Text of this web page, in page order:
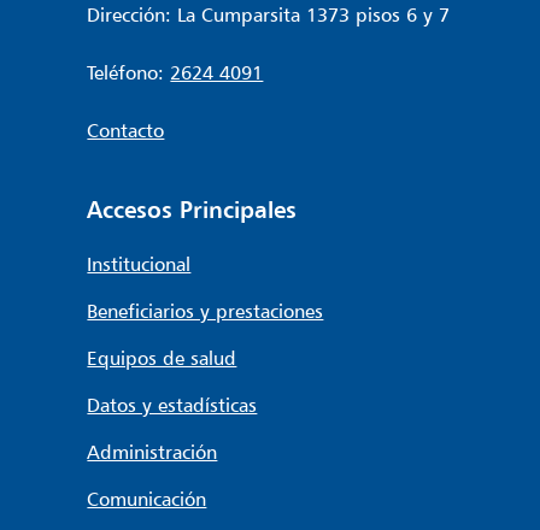
Dirección: La Cumparsita 1373 pisos 6 y 7
Teléfono: 2624 4091
Contacto
Accesos Principales
Institucional
Beneficiarios y prestaciones
Equipos de salud
Datos y estadísticas
Administración
Comunicación